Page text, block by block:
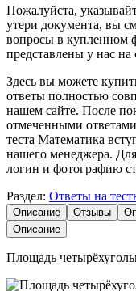
Пожалуйста,
утери документа, вы
вопросы в купленном
представлены у нас на
Здесь вы можете
ответы полностью
нашем сайте. После
отмеченными
теста Математика
нашего менеджера. Для
логин и фотографию
Раздел: Ответы на
Описание Отзывы
Описание
Площадь